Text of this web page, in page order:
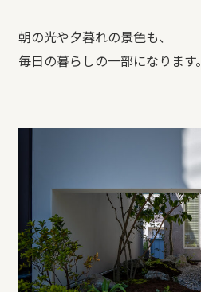
朝の光や夕暮れの景色も、
毎日の暮らしの一部になります。